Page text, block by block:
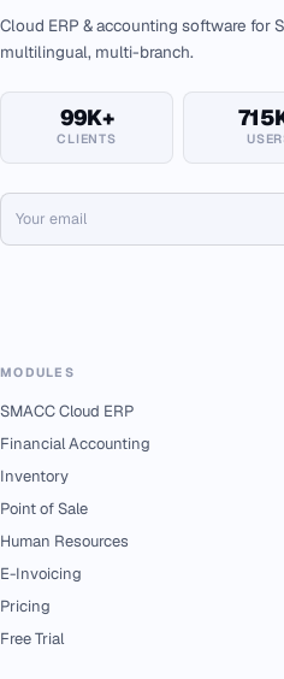
Cloud ERP & accounting software for
multilingual, multi-branch.
99K+
CLIENTS
MODULES
SMACC Cloud ERP
Financial Accounting
Inventory
Point of Sale
Human Resources
E-Invoicing
Pricing
Free Trial